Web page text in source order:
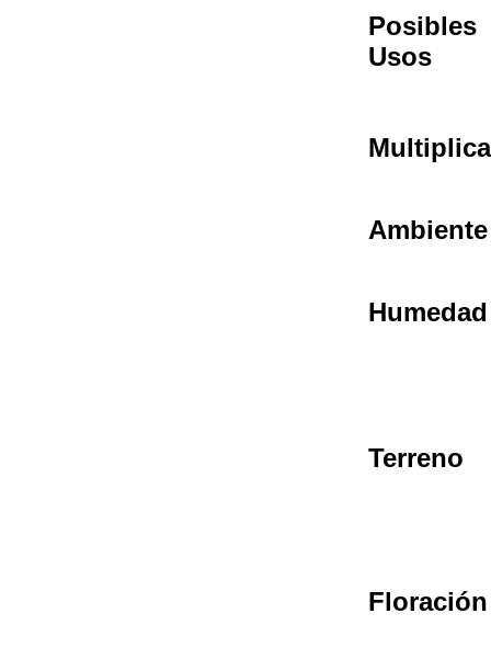
Posibles
Usos
Ambiente
Humedad
Terreno
Floración